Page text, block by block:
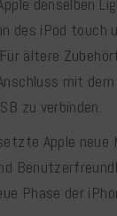
denselben
des iPod touch
ältere
mit
zu verbinden.
Apple neue
Phase der